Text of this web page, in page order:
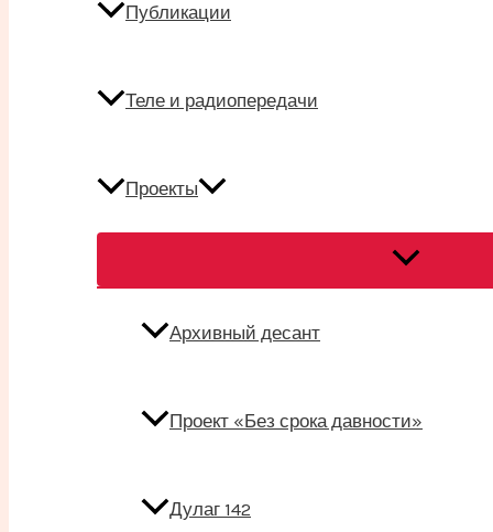
Публикации
Теле и радиопередачи
Проекты
Архивный десант
Проект «Без срока давности»
Дулаг 142